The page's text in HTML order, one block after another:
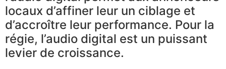
locaux d’affiner leur un ciblage et
d’accroître leur performance. Pour la
régie, l’audio digital est un puissant
levier de croissance.